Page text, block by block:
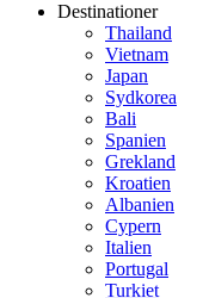
Destinationer
Thailand
Vietnam
Japan
Sydkorea
Bali
Spanien
Grekland
Kroatien
Albanien
Cypern
Italien
Portugal
Turkiet